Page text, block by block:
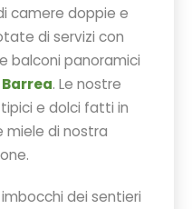
camere doppie e
di servizi con
balconi panoramici
. Le nostre
e dolci fatti in
miele di nostra
dei sentieri